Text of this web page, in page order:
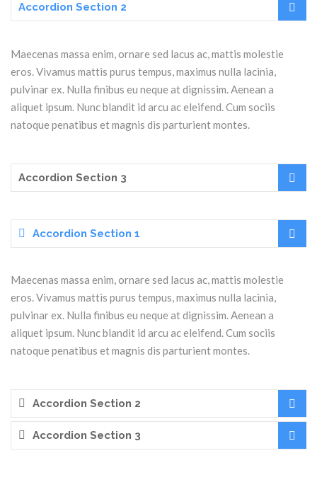
Accordion Section 2
Maecenas massa enim, ornare sed lacus ac, mattis molestie
eros. Vivamus mattis purus tempus, maximus nulla lacinia,
pulvinar ex. Nulla finibus eu neque at dignissim. Aenean a
aliquet ipsum. Nunc blandit id arcu ac eleifend. Cum sociis
natoque penatibus et magnis dis parturient montes.
Accordion Section 3
Accordion Section 1
Maecenas massa enim, ornare sed lacus ac, mattis molestie
eros. Vivamus mattis purus tempus, maximus nulla lacinia,
pulvinar ex. Nulla finibus eu neque at dignissim. Aenean a
aliquet ipsum. Nunc blandit id arcu ac eleifend. Cum sociis
natoque penatibus et magnis dis parturient montes.
Accordion Section 2
Accordion Section 3